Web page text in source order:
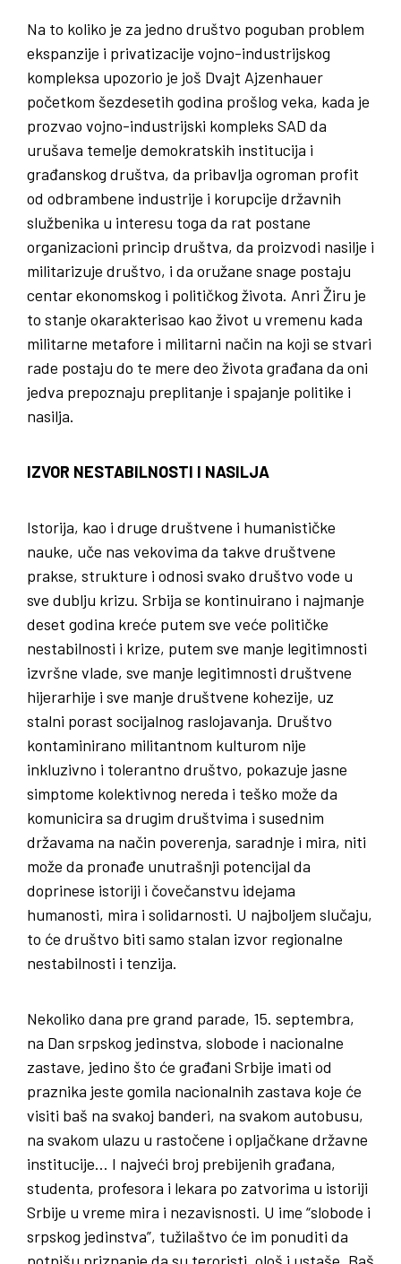
Na to koliko je za jedno društvo poguban problem
ekspanzije i privatizacije vojno-industrijskog
kompleksa upozorio je još Dvajt Ajzenhauer
početkom šezdesetih godina prošlog veka, kada je
prozvao vojno-industrijski kompleks SAD da
urušava temelje demokratskih institucija i
građanskog društva, da pribavlja ogroman profit
od odbrambene industrije i korupcije državnih
službenika u interesu toga da rat postane
organizacioni princip društva, da proizvodi nasilje i
militarizuje društvo, i da oružane snage postaju
centar ekonomskog i političkog života. Anri Žiru je
to stanje okarakterisao kao život u vremenu kada
militarne metafore i militarni način na koji se stvari
rade postaju do te mere deo života građana da oni
jedva prepoznaju preplitanje i spajanje politike i
nasilja.
IZVOR NESTABILNOSTI I NASILJA
Istorija, kao i druge društvene i humanističke
nauke, uče nas vekovima da takve društvene
prakse, strukture i odnosi svako društvo vode u
sve dublju krizu. Srbija se kontinuirano i najmanje
deset godina kreće putem sve veće političke
nestabilnosti i krize, putem sve manje legitimnosti
izvršne vlade, sve manje legitimnosti društvene
hijerarhije i sve manje društvene kohezije, uz
stalni porast socijalnog raslojavanja. Društvo
kontaminirano militantnom kulturom nije
inkluzivno i tolerantno društvo, pokazuje jasne
simptome kolektivnog nereda i teško može da
komunicira sa drugim društvima i susednim
državama na način poverenja, saradnje i mira, niti
može da pronađe unutrašnji potencijal da
doprinese istoriji i čovečanstvu idejama
humanosti, mira i solidarnosti. U najboljem slučaju,
to će društvo biti samo stalan izvor regionalne
nestabilnosti i tenzija.
Nekoliko dana pre grand parade, 15. septembra,
na Dan srpskog jedinstva, slobode i nacionalne
zastave, jedino što će građani Srbije imati od
praznika jeste gomila nacionalnih zastava koje će
visiti baš na svakoj banderi, na svakom autobusu,
na svakom ulazu u rastočene i opljačkane državne
institucije… I najveći broj prebijenih građana,
studenta, profesora i lekara po zatvorima u istoriji
Srbije u vreme mira i nezavisnosti. U ime “slobode i
srpskog jedinstva”, tužilaštvo će im ponuditi da